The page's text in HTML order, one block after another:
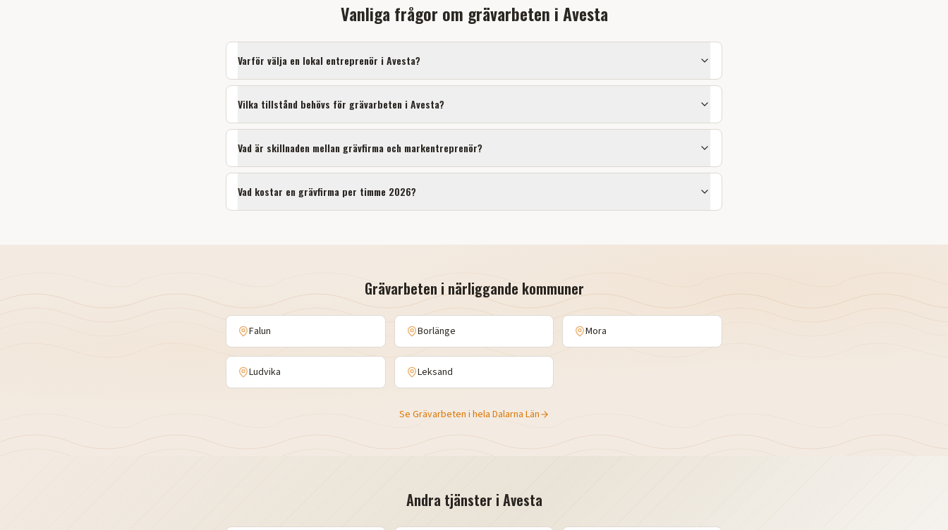
Vanliga frågor om grävarbeten iAvesta
Varför välja en lokal entreprenör i Avesta?
Vilka tillstånd behövs för grävarbeten i Avesta?
Vad är skillnaden mellan grävfirma och markentreprenör?
Vad kostar en grävfirma per timme 2026?
Grävarbeten i närliggande kommuner
Falun Borlänge Mora
Ludvika Leksand
Se Grävarbeten i hela Dalarna Län
Andra tjänster i Avesta